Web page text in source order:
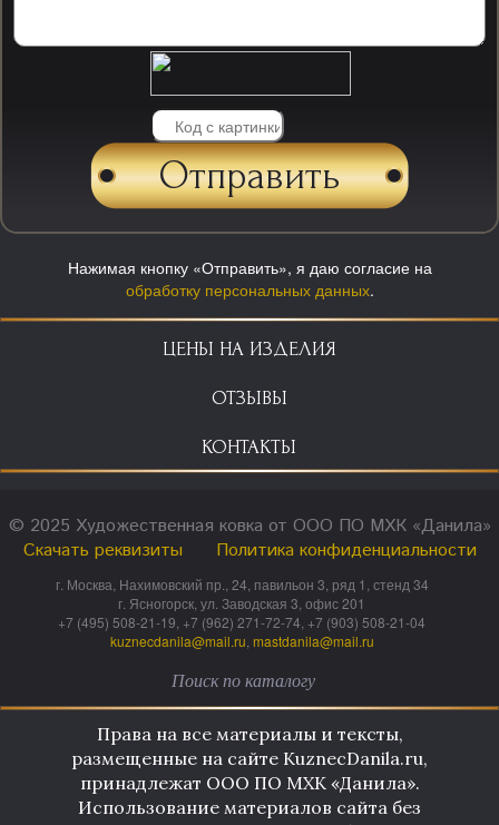
Нажимая кнопку «Отправить», я даю согласие на
обработку персональных данных.
ЦЕНЫ НА ИЗДЕЛИЯ
ОТЗЫВЫ
КОНТАКТЫ
© 2025 Художественная ковка от ООО ПО МХК «Данила»
Скачать реквизиты
Политика конфиденциальности
г. Москва, Нахимовский пр., 24, павильон 3, ряд 1, стенд 34
г. Ясногорск, ул. Заводская 3, офис 201
+7 (495) 508-21-19, +7 (962) 271-72-74, +7 (903) 508-21-04
kuznecdanila@mail.ru mastdanila@mail.ru
Права на все материалы и тексты,
размещенные на сайте KuznecDanila.ru,
принадлежат ООО ПО МХК «Данила».
Использование материалов сайта без